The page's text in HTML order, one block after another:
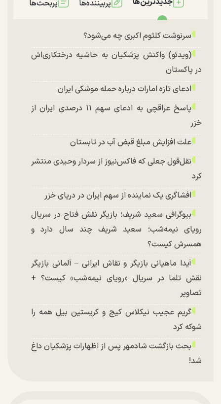
پربیننده‌ها پربحث‌ها
سرنوشت کلثوم اکبری چه می‌شود؟
(ویدئو) واکنش پزشکیان به حاشیه درختکاری‌اش
در پاکستان
ادعای تازه امارات درباره حمله موشکی ایران
پاسخ عراقچی به ادعای سهم ۱۱ درصدی ایران از
خزر
علت افزایش مبلغ قبض آب در تابستان
نقل‌قول جعلی که فاکس‌نیوز از سردار وحیدی منتشر
کرد
افشاگری یک نماینده از سهم ایران در دریای خزر
بیوگرافی سعید شریف؛ بازیگر نقش فتاح در سریال
رویای نیمه‌شب؛ سعید شریف چند سال دارد و
همسرش کیست؟
آیدا ماهیانی بازیگر و نقاش ایرانی – آلمانی بازیگر
نقش تلما در سریال «رویای نیمه‌شب» کیست؟ +
تصاویر
گریم عجیب نیکلاس کیج و کریستین بیل همه را
شوکه کرد
بحث بازگشت شادمهر پس از اظهارات پزشکیان داغ
شد!